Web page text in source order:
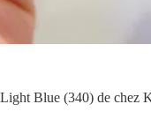
Blue (340) de chez